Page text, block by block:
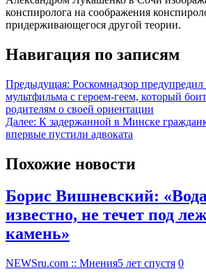
конспиролога на соображения
придерживающегося другой теории.
Навигация по записям
Предыдущая: Роскомнадзор предупредил
мультфильма c героем-геем, который
родителям о своей ориентации
Далее: К задержанной в Минске
впервые пустили адвоката
Похожие новости
Борис Вишневский:
известно, не течет под
камень»
NEWSru.com :: Мнения5 лет спустя 0